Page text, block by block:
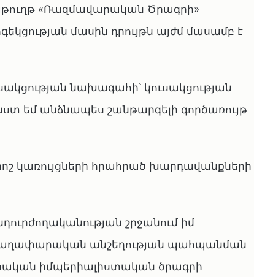
«Ռազմավարական Ծրագրի»
մասին դրույթն այժմ մասամբ է
նախագահի՝ կուսակցության
անձնապես շանթարգելի գործառույթ
կառույցների հրահրած խարդավանքների
շրջանում իմ
գաղափարական անշեղության պահպանման
իմպերիալիստական ծրագրի